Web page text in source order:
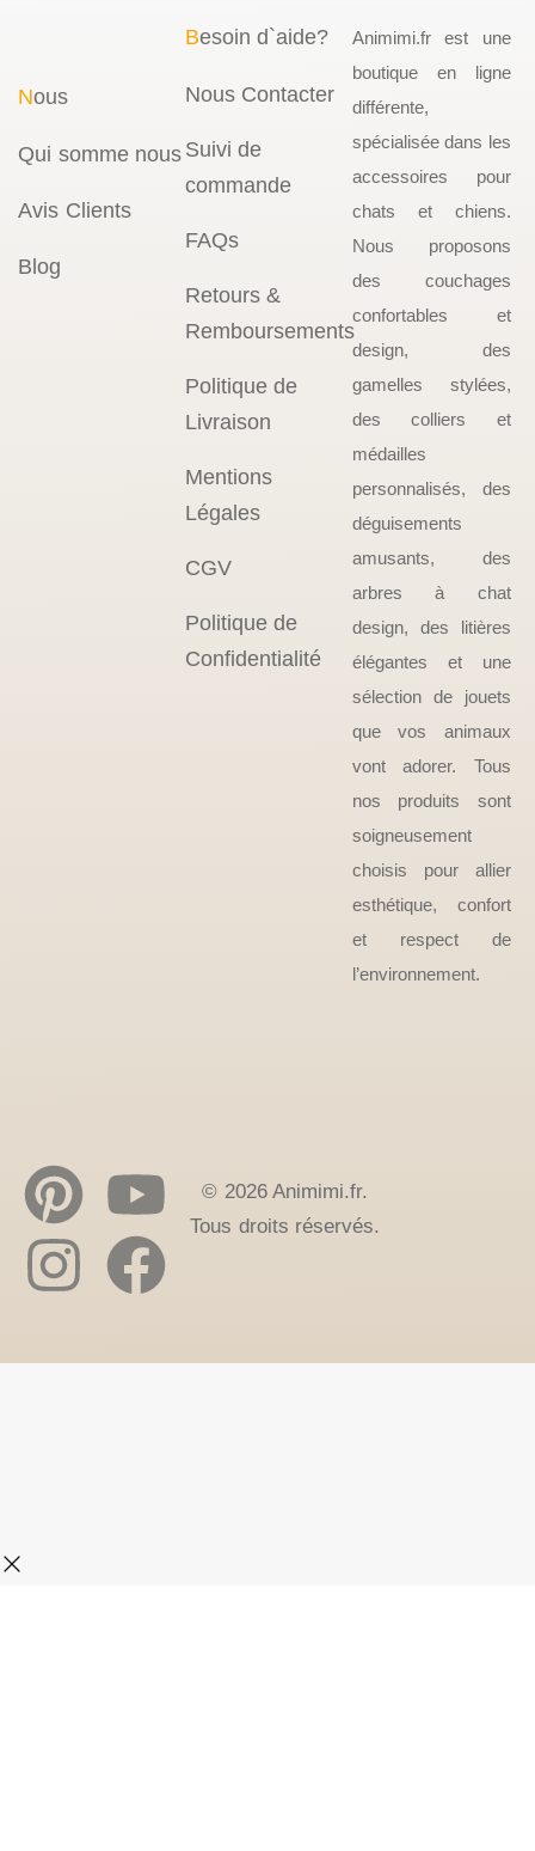
Nous
Qui somme nous
Avis Clients
Blog
Besoin d`aide?
Nous Contacter
Suivi de
commande
FAQs
Retours &
Remboursements
Politique de
Livraison
Mentions
Légales
CGV
Politique de
Confidentialité
Animimi.fr est une
boutique en ligne
différente,
spécialisée dans les
accessoires pour
chats et chiens.
Nous proposons
des couchages
confortables et
design, des
gamelles stylées,
des colliers et
médailles
personnalisés, des
déguisements
amusants, des
arbres à chat
design, des litières
élégantes et une
sélection de jouets
que vos animaux
vont adorer. Tous
nos produits sont
soigneusement
choisis pour allier
esthétique, confort
et respect de
l’environnement.
© 2026 Animimi.fr.
Tous droits réservés.